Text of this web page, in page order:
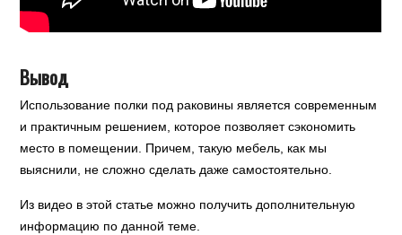
Вывод
Использование полки под раковины является современным
и практичным решением, которое позволяет сэкономить
место в помещении. Причем, такую мебель, как мы
выяснили, не сложно сделать даже самостоятельно.
Из видео в этой статье можно получить дополнительную
информацию по данной теме.